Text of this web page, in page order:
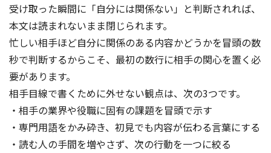
受け取った瞬間に「自分には関係ない」と判断されれば、
本文は読まれないまま閉じられます。
忙しい相手ほど自分に関係のある内容かどうかを冒頭の数
秒で判断するからこそ、最初の数行に相手の関心を置く必
要があります。
相手目線で書くために外せない観点は、次の3つです。
・相手の業界や役職に固有の課題を冒頭で示す
・専門用語をかみ砕き、初見でも内容が伝わる言葉にする
・読む人の手間を増やさず、次の行動を一つに絞る